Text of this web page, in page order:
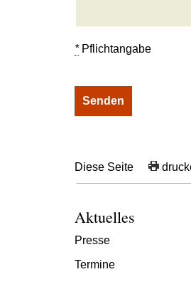
*Pflichtangabe
Diese Seite
Aktuelles
Presse
Termine